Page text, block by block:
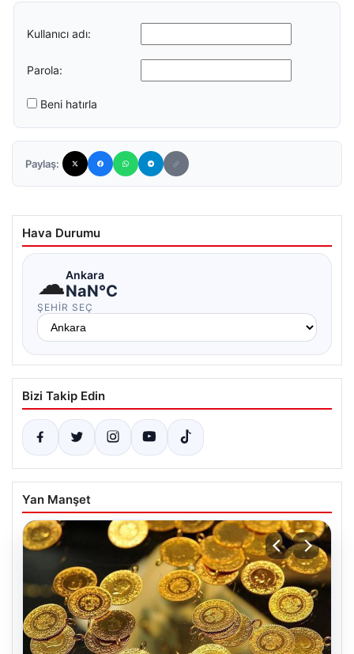
Kullanıcı adı:
Parola:
Beni hatırla
Paylaş:
Hava Durumu
☁Ankara
NaN°C
ŞEHIR SEÇ
Bizi Takip Edin
Yan Manşet